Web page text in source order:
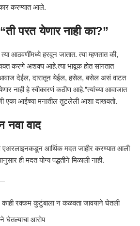
करण्यात आले.
परत येणार नाही का?”
आठवणींमध्ये हरवून जातात. त्या म्हणतात की,
करणे अशक्य आहे.त्या भावूक होत सांगतात
देईल, दारातून येईल, हसेल, बसेल असं वाटत
नाही हे स्वीकारणं कठीण आहे.”त्यांच्या आवाजात
आईच्या मनातील तुटलेली आशा दाखवतो.
नवा वाद
एअरलाइनकडून आर्थिक मदत जाहीर करण्यात आली
ही मदत योग्य पद्धतीने मिळाली नाही.
काही रक्कम कुटुंबाला न कळवता जावयाने घेतली
घेतल्याचा आरोप